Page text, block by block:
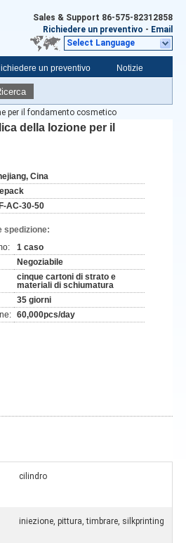
Sales & Support 86-575-82312858
Richiedere un preventivo - Email
Select Language
un preventivo Notizie
per il fondamento cosmetico
della lozione per il
Cina
AC-30-50
spedizione:
1 caso
Negoziabile
cinque cartoni di strato e
materiali di schiumatura
35 giorni
60,000pcs/day
cilindro
iniezione, pittura, timbrare, silkprinting